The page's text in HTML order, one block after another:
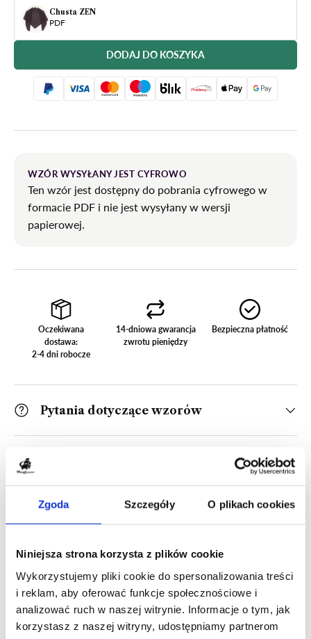
Zgoda Szczegóły O plikach cookies
Niniejsza strona korzysta z plików cookie
Wykorzystujemy pliki cookie do spersonalizowania treści
i reklam, aby oferować funkcje społecznościowe i
analizować ruch w naszej witrynie. Informacje o tym, jak
korzystasz z naszej witryny, udostępniamy partnerom
Chusta ZEN
PDF
DODAJ DO KOSZYKA
WZÓR WYSYŁANY JEST CYFROWO
Ten wzór jest dostępny do pobrania cyfrowego w
formacie PDF i nie jest wysyłany w wersji
papierowej.
Oczekiwana
dostawa:
2-4 dni robocze
14-dniowa gwarancja
zwrotu pieniędzy
Bezpieczna płatność
Pytania dotyczące wzorów
Zen chusta to piękny wzór, który został zrobiony
szydełkiem w muszlowy wzór. Dzięki tej prostej technice
szydełkowania nie zajmie Ci długo wykonanie chusty,
więc szybko będziesz mógł z niego korzystać. Pomimo
Mayflower Create, Etui ELISA
Mayflower Create, Etui ELLIE
Mayflower Create B&W - Amber żyłka
360
Mayflower Create Amber - Zestaw
wymiennych drutów okrągłych
Create Black & White - Zestaw
wymiennych drutów okrągłych
Mayflower Create, znazczniki oczek,
metal 45 szt. 2,15 cm
ANYDAY Cotton 8/4 Colorbag 10-sztuk/op.
Mayflower | SKU: 478003